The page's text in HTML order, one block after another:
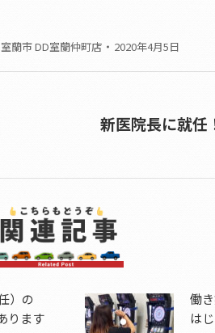
室蘭市 DD室蘭仲町店 2020年4月5日
Next
新医院長に就任
）の
ります
働
は